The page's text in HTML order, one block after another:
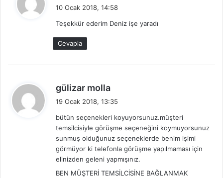
i
k
i
10 Ocak 2018, 14:58
Teşekkür ederim Deniz işe yaradı
Cevapla
gülizar molla
i
k
i
19 Ocak 2018, 13:35
bütün seçenekleri koyuyorsunuz.müşteri
temsilcisiyle görüşme seçeneğini koymuyorsunuz
sunmuş olduğunuz seçeneklerde benim işimi
görmüyor ki telefonla görüşme yapılmaması için
elinizden geleni yapmışınız.
BEN MÜŞTERİ TEMSİLCİSİNE BAĞLANMAK